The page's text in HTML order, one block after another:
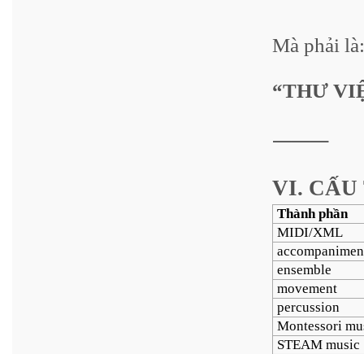
Mà phải là:
“THƯ
⸻
VI. CẤU
Thành phần
MIDI/XML
ensemble
movement
percussion
Montessori
STEAM music